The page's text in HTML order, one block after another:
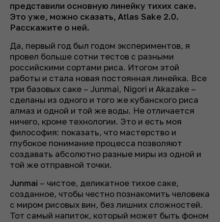
представили основную линейку тихих саке.
Это уже, можно сказать, Atlas Sake 2.0.
Расскажите о ней.
Да, первый год был годом экспериментов, я
провел больше сотни тестов с разными
российскими сортами риса. Итогом этой
работы и стала новая постоянная линейка. Все
три базовых саке – Junmai, Nigori и Akazake –
сделаны из одного и того же кубанского риса
алмаз и одной и той же воды. Не отличается
ничего, кроме технологии. Это и есть моя
философия: показать, что мастерство и
глубокое понимание процесса позволяют
создавать абсолютно разные миры из одной и
той же отправной точки.
Junmai – чистое, деликатное тихое саке,
созданное, чтобы честно познакомить человека
с миром рисовых вин, без лишних сложностей.
Тот самый напиток, который может быть фоном